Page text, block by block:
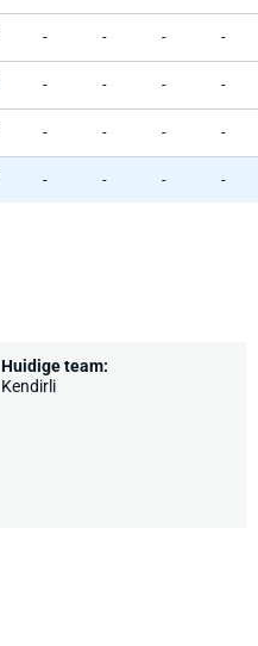
- - - -
- - - -
- - - -
- - - -
Huidige team:
Kendirli